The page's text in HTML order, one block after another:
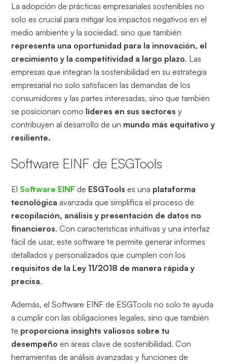
La adopción de prácticas empresariales sostenibles no
solo es crucial para mitigar los impactos negativos en el
medio ambiente y la sociedad, sino que también
representa una oportunidad para la innovación, el
crecimiento y la competitividad a largo plazo. Las
empresas que integran la sostenibilidad en su estrategia
empresarial no solo satisfacen las demandas de los
consumidores y las partes interesadas, sino que también
se posicionan como líderes en sus sectores y
contribuyen al desarrollo de un mundo más equitativo y
resiliente.
Software EINF de ESGTools
El Software EINF de ESGTools es una plataforma
tecnológica avanzada que simplifica el proceso de
recopilación, análisis y presentación de datos no
financieros. Con características intuitivas y una interfaz
fácil de usar, este software te permite generar informes
detallados y personalizados que cumplen con los
requisitos de la Ley 11/2018 de manera rápida y
precisa.
Además, el Software EINF de ESGTools no solo te ayuda
a cumplir con las obligaciones legales, sino que también
te proporciona insights valiosos sobre tu
desempeño en áreas clave de sostenibilidad. Con
herramientas de análisis avanzadas y funciones de